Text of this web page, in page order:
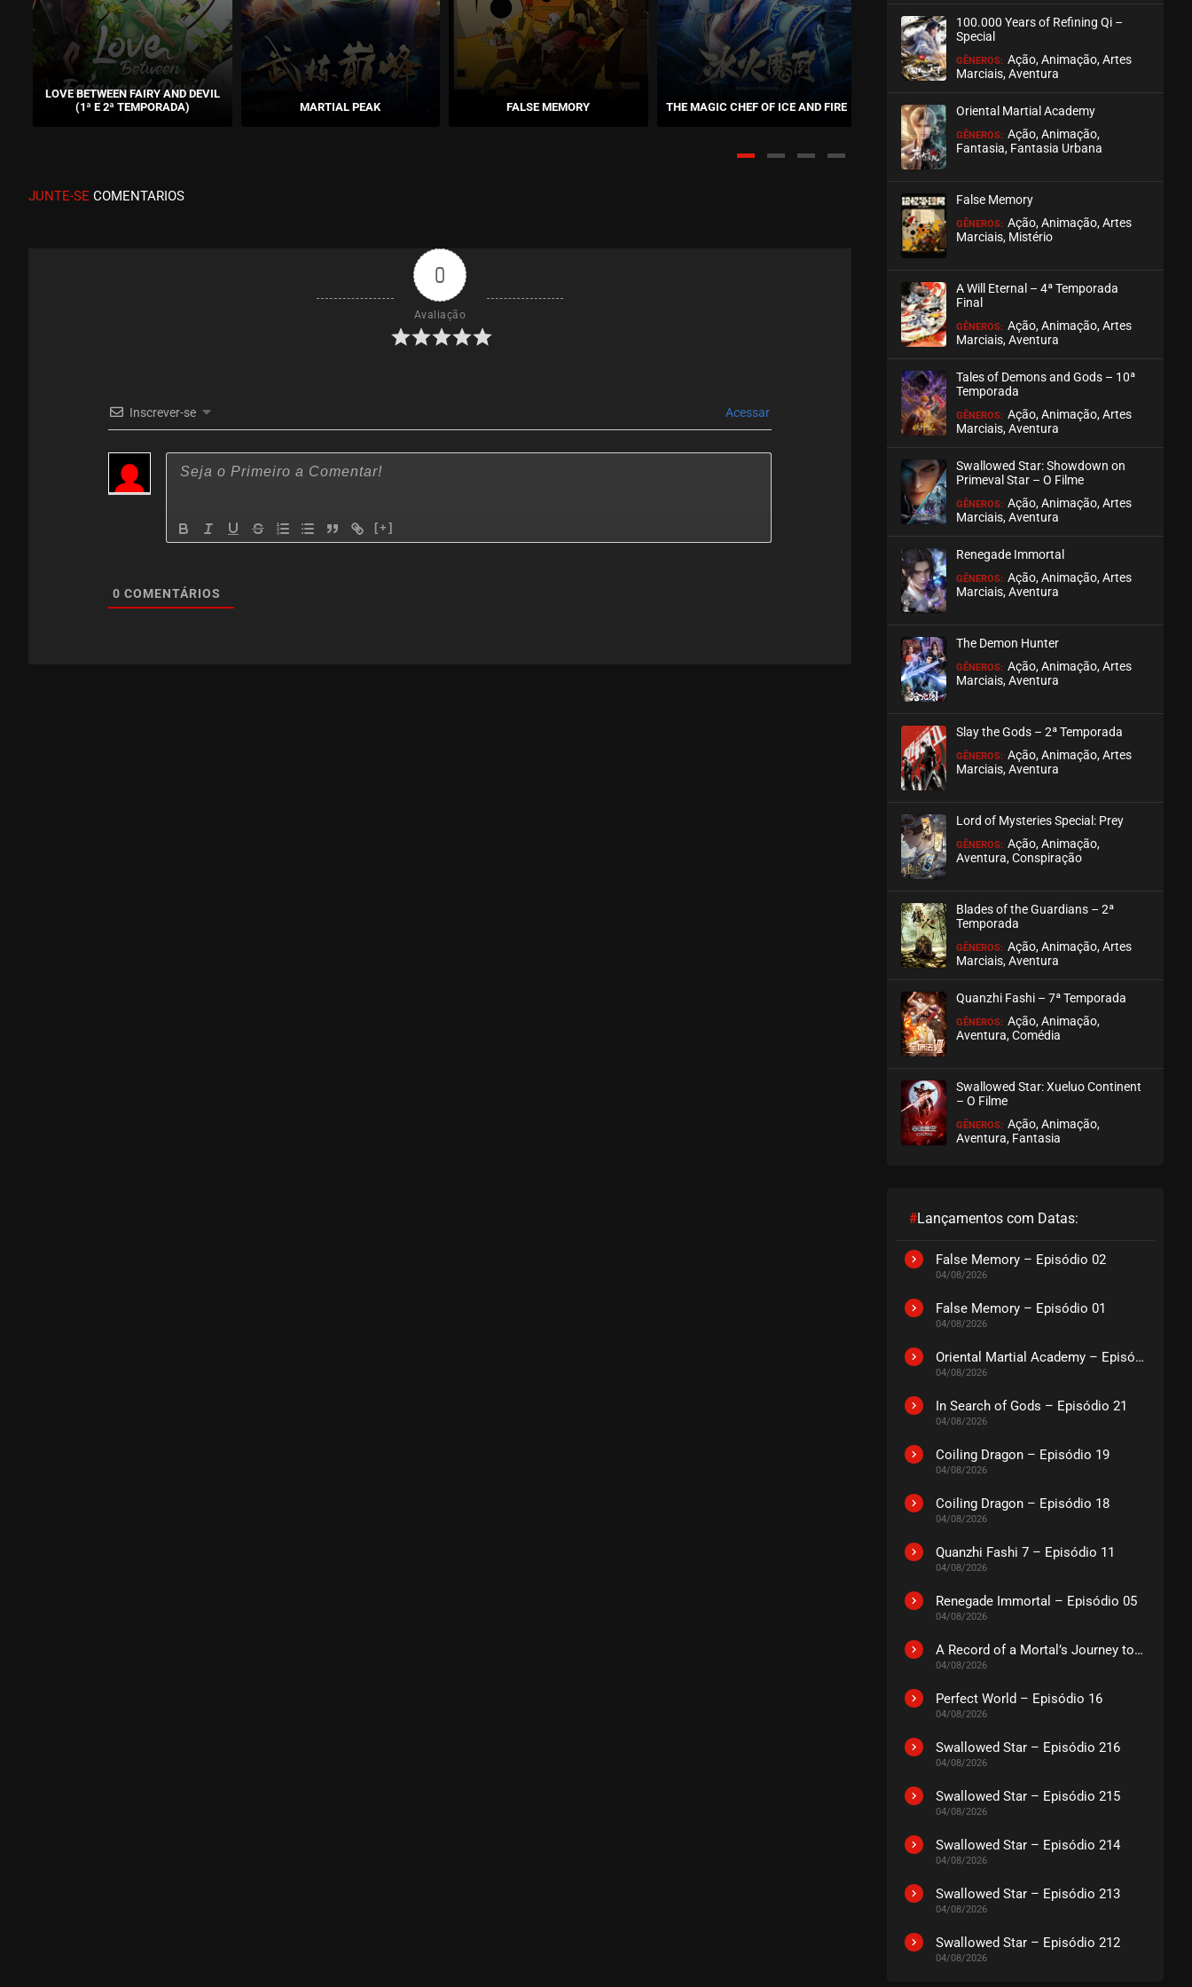
ASSISTIDO
ASSISTIDO
EPISÓDIO 14
ASSISTIDO
ASSISTIDO
ASSISTIDO
EPISÓDIO 11
ASSISTIDO
EPISÓDIO 10
EPISÓDIO 09
EPISÓDIO 04
LOVE BETWEEN FAIRY AND DEVIL
(1ª E 2ª TEMPORADA)
MARTIAL PEAK FALSE MEMORY THE MAGIC CHEF OF ICE AND FIRE THE LAND OF MIRACLES
JUNTE-SE COMENTARIOS
0
Avaliação
Inscrever-se Acessar
[+]
0 COMENTÁRIOS
100.000 Years of Refining Qi –
Special
GÊNEROS: Ação, Animação, Artes
Marciais, Aventura
Oriental Martial Academy
GÊNEROS: Ação, Animação,
Fantasia, Fantasia Urbana
False Memory
GÊNEROS: Ação, Animação, Artes
Marciais, Mistério
A Will Eternal – 4ª Temporada
Final
GÊNEROS: Ação, Animação, Artes
Marciais, Aventura
Tales of Demons and Gods – 10ª
Temporada
GÊNEROS: Ação, Animação, Artes
Marciais, Aventura
Swallowed Star: Showdown on
Primeval Star – O Filme
GÊNEROS: Ação, Animação, Artes
Marciais, Aventura
Renegade Immortal
GÊNEROS: Ação, Animação, Artes
Marciais, Aventura
The Demon Hunter
GÊNEROS: Ação, Animação, Artes
Marciais, Aventura
Slay the Gods – 2ª Temporada
GÊNEROS: Ação, Animação, Artes
Marciais, Aventura
Lord of Mysteries Special: Prey
GÊNEROS: Ação, Animação,
Aventura, Conspiração
Blades of the Guardians – 2ª
Temporada
GÊNEROS: Ação, Animação, Artes
Marciais, Aventura
Quanzhi Fashi – 7ª Temporada
GÊNEROS: Ação, Animação,
Aventura, Comédia
Swallowed Star: Xueluo Continent
– O Filme
GÊNEROS: Ação, Animação,
Aventura, Fantasia
#Lançamentos com Datas:
False Memory – Episódio 02
04/08/2026
False Memory – Episódio 01
04/08/2026
Oriental Martial Academy – Episódio 03
04/08/2026
In Search of Gods – Episódio 21
04/08/2026
Coiling Dragon – Episódio 19
04/08/2026
Coiling Dragon – Episódio 18
04/08/2026
Quanzhi Fashi 7 – Episódio 11
04/08/2026
Renegade Immortal – Episódio 05
04/08/2026
A Record of a Mortal’s Journey to Immortality – Episódio 73
04/08/2026
Perfect World – Episódio 16
04/08/2026
Swallowed Star – Episódio 216
04/08/2026
Swallowed Star – Episódio 215
04/08/2026
Swallowed Star – Episódio 214
04/08/2026
Swallowed Star – Episódio 213
04/08/2026
Swallowed Star – Episódio 212
04/08/2026